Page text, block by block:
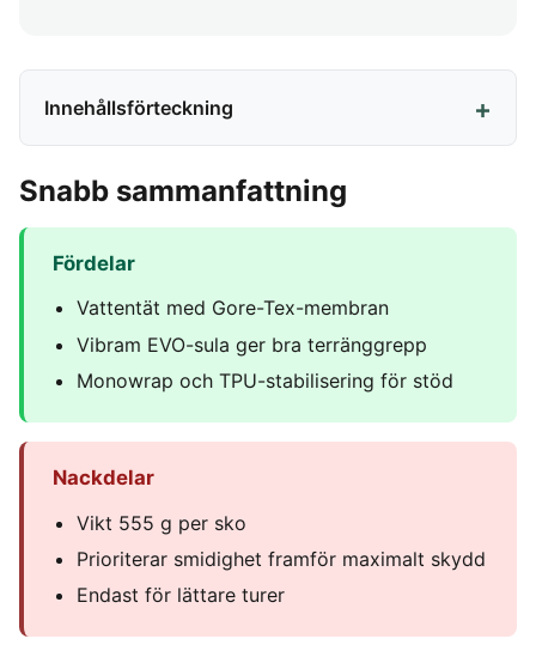
Innehållsförteckning
Snabb sammanfattning
Fördelar
Vattentät med Gore-Tex-membran
Vibram EVO-sula ger bra terränggrepp
Monowrap och TPU-stabilisering för stöd
Nackdelar
Vikt 555 g per sko
Prioriterar smidighet framför maximalt skydd
Endast för lättare turer